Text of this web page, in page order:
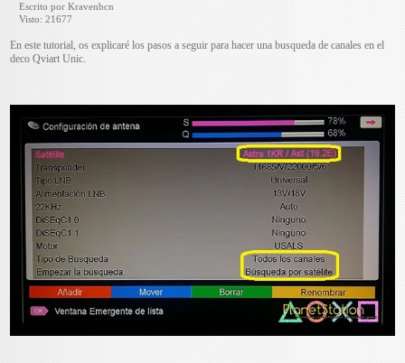
Escrito por Kravenbcn
Visto: 21677
En este tutorial, os explicaré los pasos a seguir para hacer una busqueda de canales en el
deco Qviart Unic.